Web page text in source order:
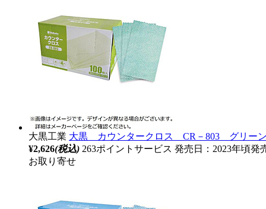
大黒工業 大黒 カウンタークロス CR－803 グリーン
¥2,626(税込) 263ポイントサービス 発売日：2023年頃発
お取り寄せ